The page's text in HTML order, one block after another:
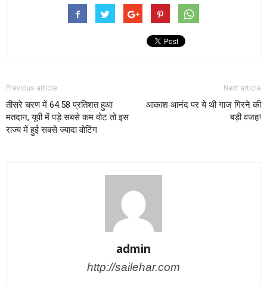
Previous article
तीसरे चरण में 64.58 प्रतिशत हुआ
मतदान, यूपी में पड़े सबसे कम वोट तो इस
राज्य में हुई सबसे ज्यादा वोटिंग
Next article
आकाश आनंद पर ये थी गाज गिरने की
बड़ी वजह!
admin
http://sailehar.com